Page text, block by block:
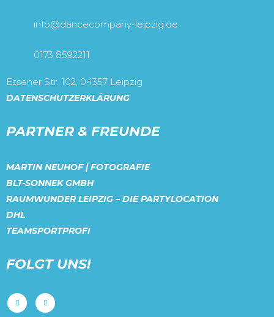
info@dancecompany-leipzig.de
0173 8592211
Essener Str. 102, 04357 Leipzig
DATENSCHUTZERKLÄRUNG
PARTNER & FREUNDE
MARTIN NEUHOF | FOTOGRAFIE
BLT-SONNEK GMBH
RAUMWUNDER LEIPZIG – DIE PARTYLOCATION
DHL
TEAMSPORTPROFI
FOLGT UNS!